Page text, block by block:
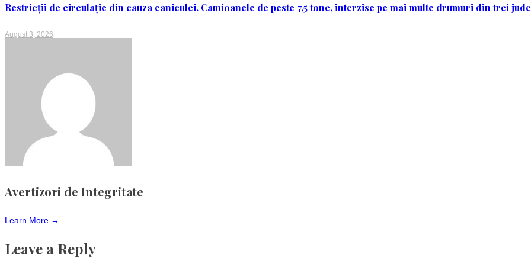
Restricții de circulație din cauza caniculei. Camioanele de peste 7,5 tone, interzise pe mai multe drumuri din trei
August 3, 2026
Avertizori de Integritate
Learn More →
Leave a Reply